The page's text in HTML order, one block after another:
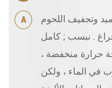
A
وتجفيف اللحوم
. نبسب ; كامل
حرارة منخفضة ،
في الماء ، ولكن